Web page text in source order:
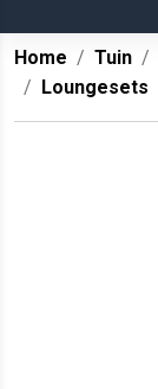
Home Tuin
Loungesets